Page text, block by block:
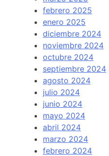
febrero 2025
enero 2025
diciembre 2024
noviembre 2024
octubre 2024
septiembre 2024
agosto 2024
julio 2024
junio 2024
mayo 2024
abril 2024
marzo 2024
febrero 2024